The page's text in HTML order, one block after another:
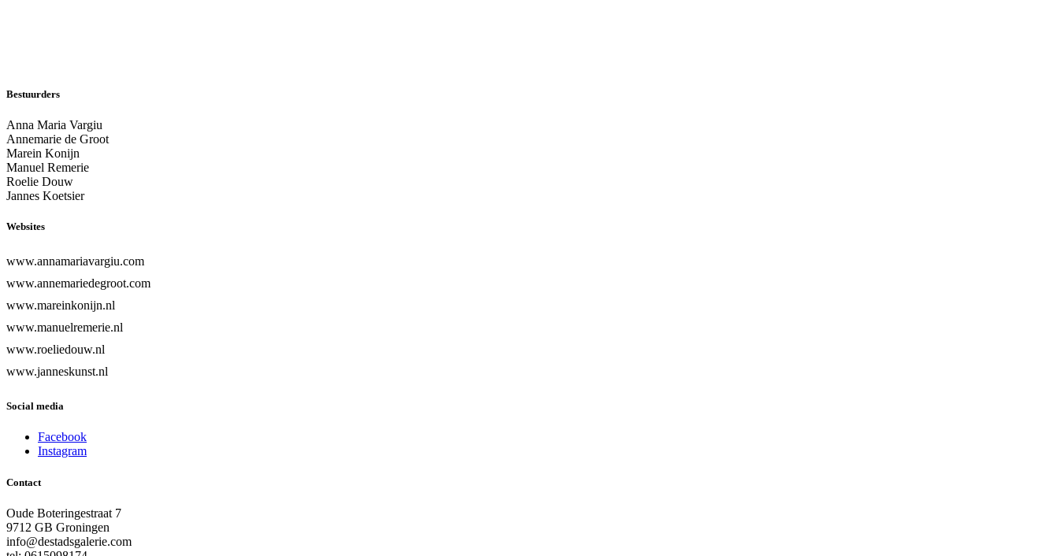
Bestuurders
Anna Maria Vargiu
Annemarie de Groot
Marein Konijn
Manuel Remerie
Roelie Douw
Jannes Koetsier
Websites
www.annamariavargiu.com
www.annemariedegroot.com
www.mareinkonijn.nl
www.manuelremerie.nl
www.roeliedouw.nl
www.janneskunst.nl
Social media
Facebook
Instagram
Contact
Oude Boteringestraat 7
9712 GB Groningen
info@destadsgalerie.com